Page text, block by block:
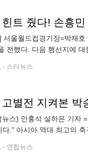
힌트 줬다! 손흥
서울월드컵경기장=박재
전했다. 다음 행선지에
스타뉴스
별전 지켜본 박
뉴스) 안홍석 설하은 기자
다." 아시아 역대 최고의
연합뉴스